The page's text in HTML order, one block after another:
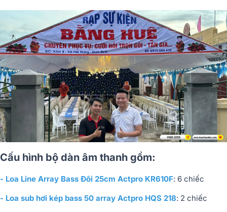
Cấu hình bộ dàn âm thanh gồm:
- Loa Line Array Bass Đôi 25cm Actpro KR610F: 6 chiếc
- Loa sub hơi kép bass 50 array Actpro HQS 218: 2 chiếc